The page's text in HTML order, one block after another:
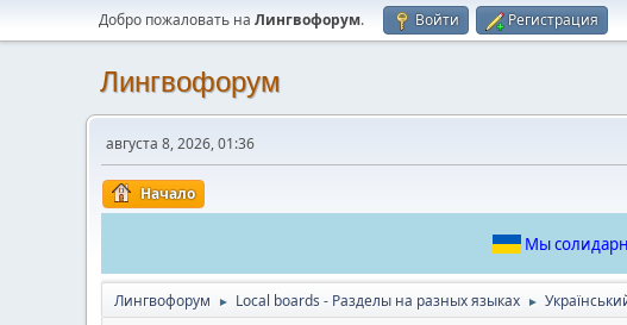
Добро пожаловать на Лингвофорум. Войти Регистрация
Лингвофорум
августа 8, 2026, 01:36
Начало
Мы
Лингвофорум ► Local boards - Разделы на разных языках ►